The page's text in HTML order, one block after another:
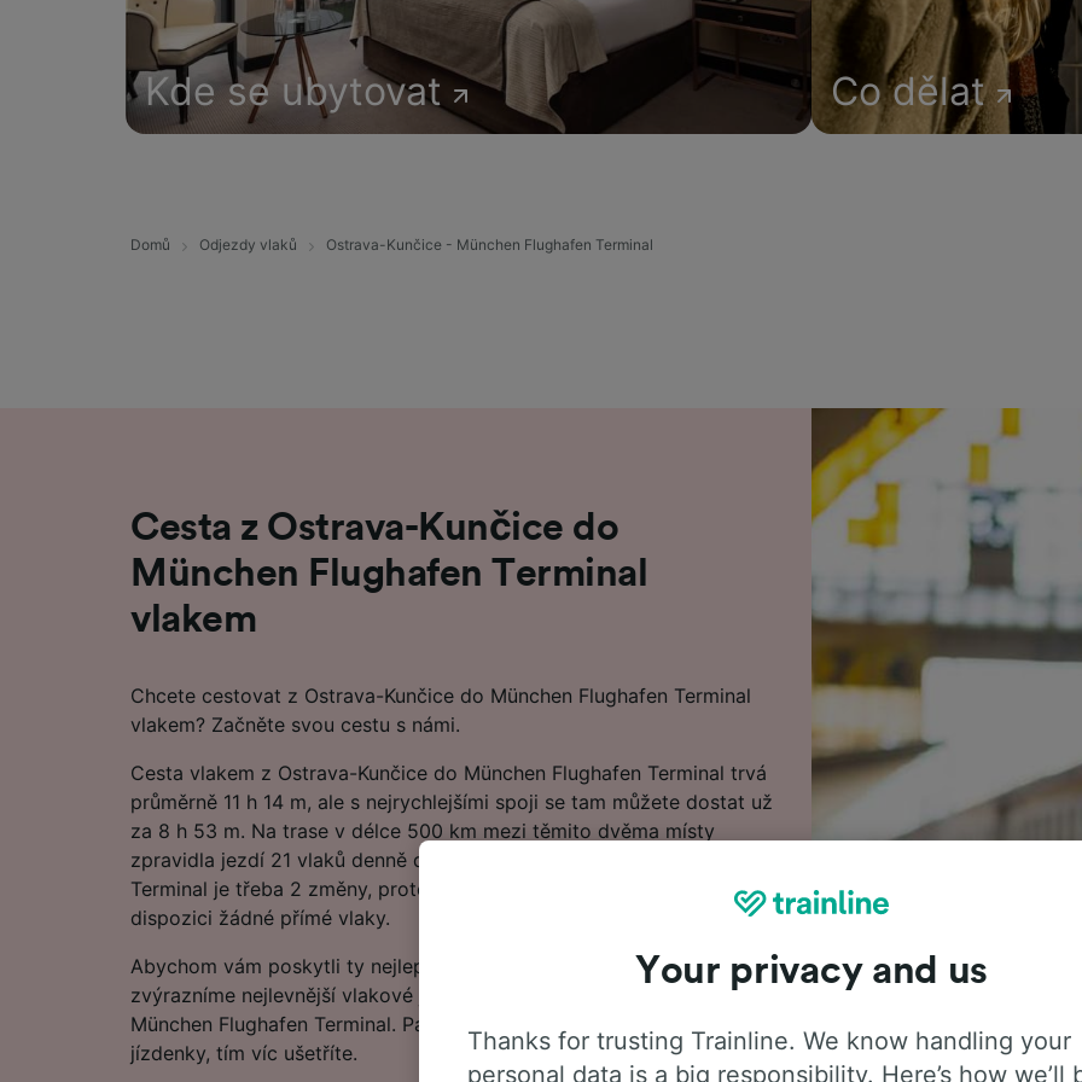
Kde se ubytovat Co dělat
Domů Odjezdy vlaků Ostrava-Kunčice - München Flughafen Terminal
Cesta z Ostrava-Kunčice do
München Flughafen Terminal
vlakem
Chcete cestovat z Ostrava-Kunčice do München Flughafen Terminal
vlakem? Začněte svou cestu s námi.
Cesta vlakem z Ostrava-Kunčice do München Flughafen Terminal trvá
průměrně 11 h 14 m, ale s nejrychlejšími spoji se tam můžete dostat už
za 8 h 53 m. Na trase v délce 500 km mezi těmito dvěma místy
zpravidla jezdí 21 vlaků denně denně. Po cestě do München Flughafen
Terminal je třeba 2 změny, protože na této trase aktuálně nejsou k
dispozici žádné přímé vlaky.
Abychom vám poskytli ty nejlepší nabídky, v našem Plánovači cest,
zvýrazníme nejlevnější vlakové jízdenky z Ostrava-Kunčice do
München Flughafen Terminal. Pamatujte, že čím dřív si rezervujete
jízdenky, tím víc ušetříte.
Your privacy and us
Thanks for trusting Trainline. We know handling your
personal data is a big responsibility. Here’s how we’ll